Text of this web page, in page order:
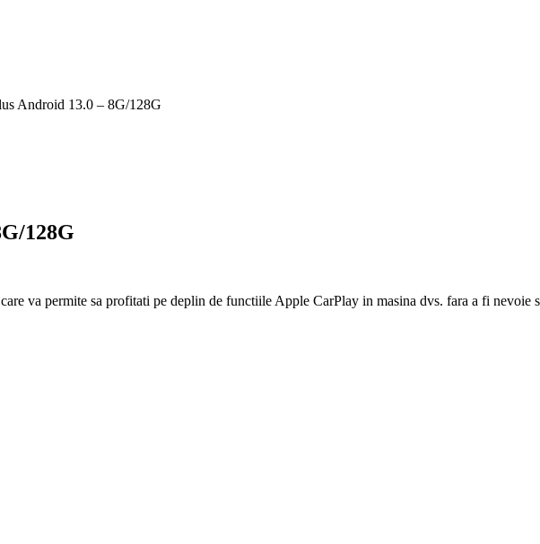
Android 13.0 – 8G/128G
128G
va permite sa profitati pe deplin de functiile Apple CarPlay in masina dvs. fara a fi nevoie